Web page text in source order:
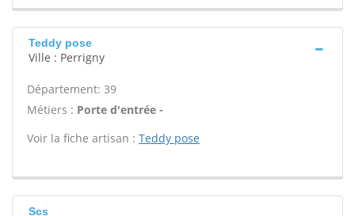
Teddy pose
Ville : Perrigny
Département: 39
Métiers : Porte d'entrée -
Voir la fiche artisan : Teddy pose
Scs